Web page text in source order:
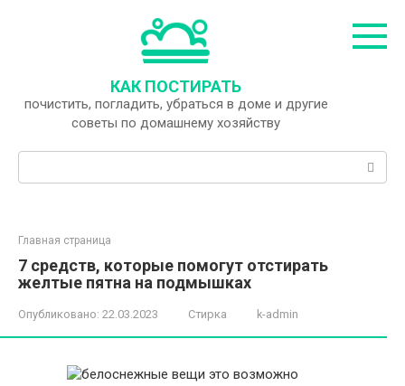
КАК ПОСТИРАТЬ
почистить, погладить, убраться в доме и другие
советы по домашнему хозяйству
Главная страница
7 средств, которые помогут отстирать
желтые пятна на подмышках
Опубликовано: 22.03.2023 Стирка k-admin